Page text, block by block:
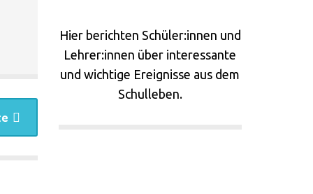
Links
Presseschau
Hier berichten Schüler:innen und
Lehrer:innen über interessante
und wichtige Ereignisse aus dem
Schulleben.